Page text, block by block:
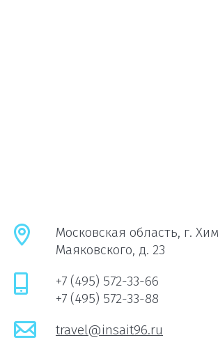
Московская область, г.
Маяковского, д. 23
+7 (495) 572-33-66
+7 (495) 572-33-88
travel@insait96.ru